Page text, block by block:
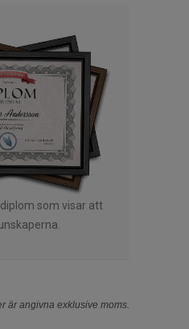
som visar att
är angivna exklusive moms.